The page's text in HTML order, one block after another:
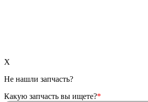
X
Не нашли запчасть?
Какую запчасть вы ищете?*